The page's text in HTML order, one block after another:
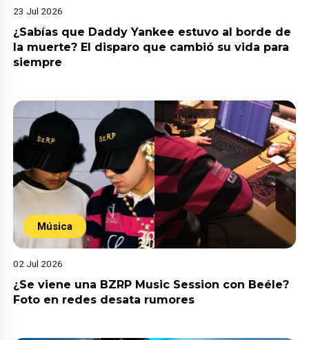
23 Jul 2026
¿Sabías que Daddy Yankee estuvo al borde de
la muerte? El disparo que cambió su vida para
siempre
Música
02 Jul 2026
¿Se viene una BZRP Music Session con Beéle?
Foto en redes desata rumores